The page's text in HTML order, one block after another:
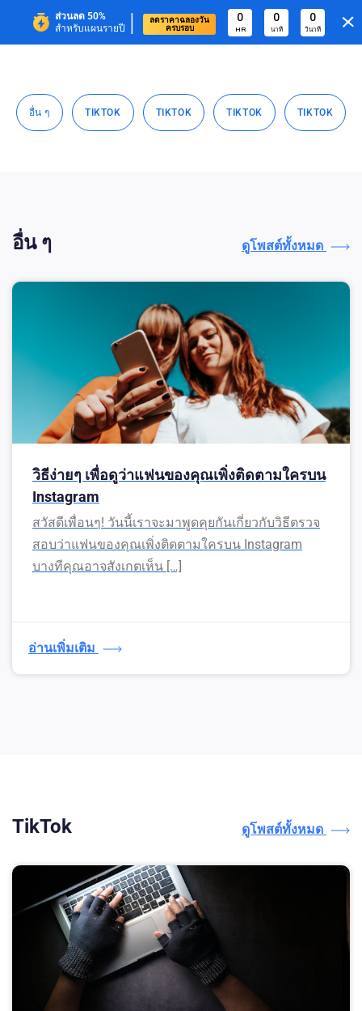
ส่วนลด 50%
สำหรับแผนรายปี |
ลดราคาฉลองวัน
ครบรอบ
0
HR
0
นาที
0
วินาที
อื่น ๆ TIKTOK TIKTOK TIKTOK TIKTOK
อื่น ๆ ดูโพสต์ทั้งหมด
วิธีง่ายๆ เพื่อดูว่าแฟนของคุณเพิ่งติดตามใครบน
Instagram
สวัสดีเพื่อนๆ! วันนี้เราจะมาพูดคุยกันเกี่ยวกับวิธีตรวจ
สอบว่าแฟนของคุณเพิ่งติดตามใครบน Instagram
บางทีคุณอาจสังเกตเห็น […]
อ่านเพิ่มเติม
TikTok ดูโพสต์ทั้งหมด